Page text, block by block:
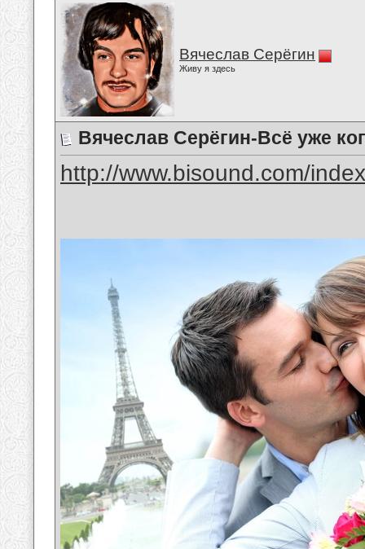
Вячеслав Серёгин
Живу я здесь
Вячеслав Серёгин-Всё уже
http://www.bisound.com/